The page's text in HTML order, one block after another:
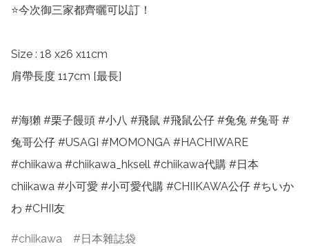
⭐️今次御三家都齊曬可以訂！
Size : 18 x26 x11cm
肩帶長度 117cm [最長]
#海獺 #栗子饅頭 #小八 #飛鼠 #飛鼠公仔 #兔兔 #兔哥 #
兔哥公仔 #USAGI #MOMONGA #HACHIWARE
#chiikawa #chiikawa_hksell #chiikawa代購 #日本
chiikawa #小可愛 #小可愛代購 #CHIIKAWA公仔 #ちいか
わ #CHII友
chiikawa 日本雜誌袋